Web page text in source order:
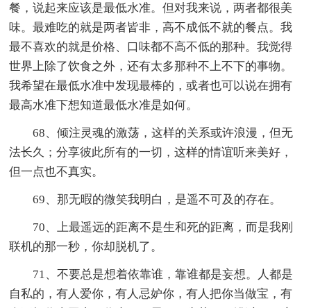
餐，说起来应该是最低水准。但对我来说，两者都很美
味。最难吃的就是两者皆非，高不成低不就的餐点。我
最不喜欢的就是价格、口味都不高不低的那种。我觉得
世界上除了饮食之外，还有太多那种不上不下的事物。
我希望在最低水准中发现最棒的，或者也可以说在拥有
最高水准下想知道最低水准是如何。
68、倾注灵魂的激荡，这样的关系或许浪漫，但无
法长久；分享彼此所有的一切，这样的情谊听来美好，
但一点也不真实。
69、那无暇的微笑我明白，是遥不可及的存在。
70、上最遥远的距离不是生和死的距离，而是我刚
联机的那一秒，你却脱机了。
71、不要总是想着依靠谁，靠谁都是妄想。人都是
自私的，有人爱你，有人忌妒你，有人把你当做宝，有